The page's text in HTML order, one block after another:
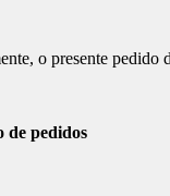
o presente
de pedidos